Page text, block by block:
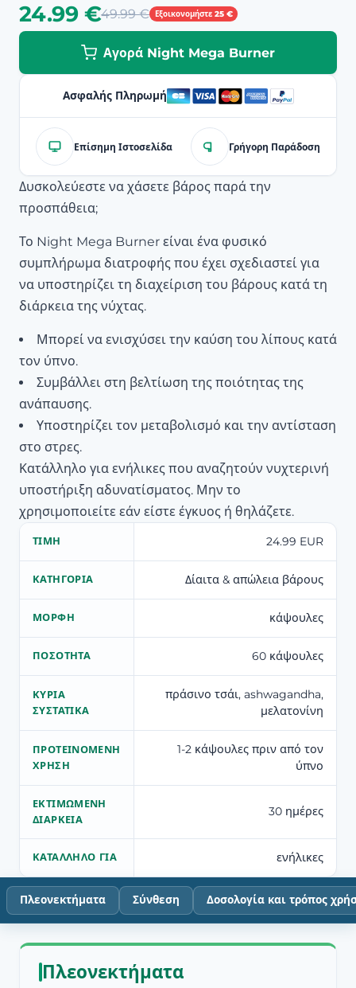
24.99 €49.99 € Εξοικονομήστε 25 €
Αγορά Night Mega Burner
Ασφαλής Πληρωμή
Επίσημη Ιστοσελίδα Γρήγορη Παράδοση
Δυσκολεύεστε να χάσετε βάρος παρά την
προσπάθεια;
Το Night Mega Burner είναι ένα φυσικό
συμπλήρωμα διατροφής που έχει σχεδιαστεί για
να υποστηρίζει τη διαχείριση του βάρους κατά τη
διάρκεια της νύχτας.
Μπορεί να ενισχύσει την καύση του λίπους κατά
τον ύπνο.
Συμβάλλει στη βελτίωση της ποιότητας της
ανάπαυσης.
Υποστηρίζει τον μεταβολισμό και την αντίσταση
στο στρες.
Κατάλληλο για ενήλικες που αναζητούν νυχτερινή
υποστήριξη αδυνατίσματος. Μην το
χρησιμοποιείτε εάν είστε έγκυος ή θηλάζετε.
ΤΙΜΉ 24.99 EUR
ΚΑΤΗΓΟΡΊΑ Δίαιτα & απώλεια βάρους
ΜΟΡΦΉ κάψουλες
ΠΟΣΌΤΗΤΑ 60 κάψουλες
ΚΎΡΙΑ
ΣΥΣΤΑΤΙΚΆ
πράσινο τσάι, ashwagandha,
μελατονίνη
ΠΡΟΤΕΙΝΌΜΕΝΗ
ΧΡΉΣΗ
1-2 κάψουλες πριν από τον
ύπνο
ΕΚΤΙΜΏΜΕΝΗ
ΔΙΆΡΚΕΙΑ
30 ημέρες
ΚΑΤΆΛΛΗΛΟ ΓΙΑ ενήλικες
Πλεονεκτήματα Σύνθεση Δοσολογία και τρόπος
Πλεονεκτήματα